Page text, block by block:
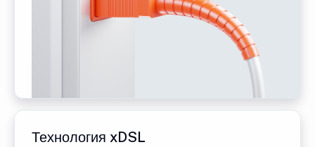
Технология xDSL